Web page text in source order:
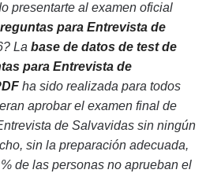
presentarte al examen oficial
para Entrevista de
La base de datos de test de
para Entrevista de
ha sido realizada para todos
aprobar el examen final de
de Salvavidas sin ningún
sin la preparación adecuada,
de las personas no aprueban el